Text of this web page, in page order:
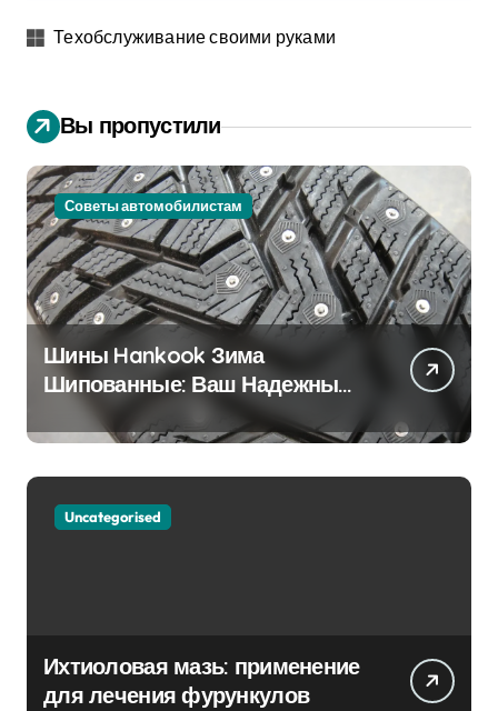
Техобслуживание своими руками
Вы пропустили
Советы автомобилистам
Шины Hankook Зима
Шипованные: Ваш Надежный
Партнёр на Снежных Дорогах
Uncategorised
Ихтиоловая мазь: применение
для лечения фурункулов